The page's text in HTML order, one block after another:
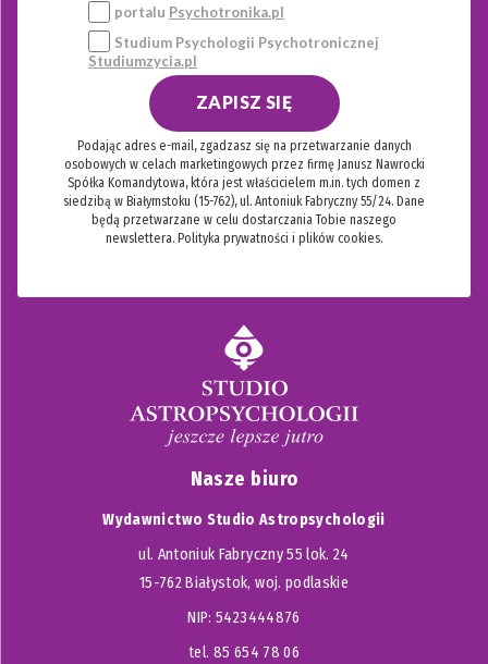
portalu Psychotronika.pl
Studium Psychologii Psychotronicznej
Studiumzycia.pl
ZAPISZ SIĘ
Podając adres e-mail, zgadzasz się na przetwarzanie danych
osobowych w celach marketingowych przez firmę Janusz Nawrocki
Spółka Komandytowa, która jest właścicielem m.in. tych domen z
siedzibą w Białymstoku (15-762), ul. Antoniuk Fabryczny 55/24. Dane
będą przetwarzane w celu dostarczania Tobie naszego
newslettera. Polityka prywatności i plików cookies.
Nasze biuro
Wydawnictwo Studio Astropsychologii
ul. Antoniuk Fabryczny 55 lok. 24
15-762 Białystok, woj. podlaskie
NIP: 5423444876
tel. 85 654 78 06